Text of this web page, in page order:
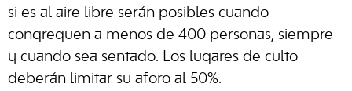
si es al aire libre serán posibles cuando
congreguen a menos de 400 personas, siempre
y cuando sea sentado. Los lugares de culto
deberán limitar su aforo al 50%.